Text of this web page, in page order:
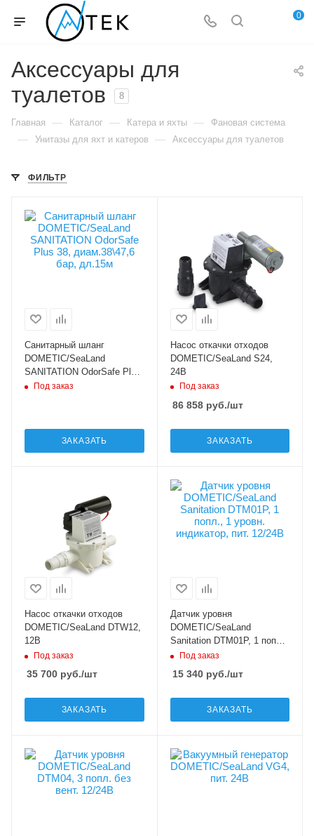
0
Аксессуары для
туалетов
8
Главная — Каталог — Катера и яхты — Фановая система
— Унитазы для яхт и катеров — Аксессуары для туалетов
ФИЛЬТР
Санитарный шланг
DOMETIC/SeaLand
SANITATION OdorSafe Plus
38, диам.38\47,6 бар,
Под заказ
ЗАКАЗАТЬ
Насос откачки отходов
DOMETIC/SeaLand S24,
24В
Под заказ
86 858руб./шт
ЗАКАЗАТЬ
Насос откачки отходов
DOMETIC/SeaLand DTW12,
12В
Под заказ
35 700 руб./шт
ЗАКАЗАТЬ
Датчик уровня
DOMETIC/SeaLand
Sanitation DTM01P, 1 попл.,
1 уровн. индикатор, пит.
Под заказ
15 340руб./шт
ЗАКАЗАТЬ